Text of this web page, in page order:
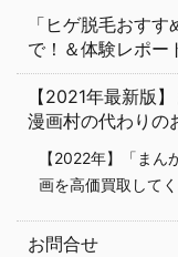
「ヒゲ脱毛おす
で！＆体験レポー
【2021年最新版
漫画村の代わりの
【2022年】「ま
画を高価買取して
お問合せ